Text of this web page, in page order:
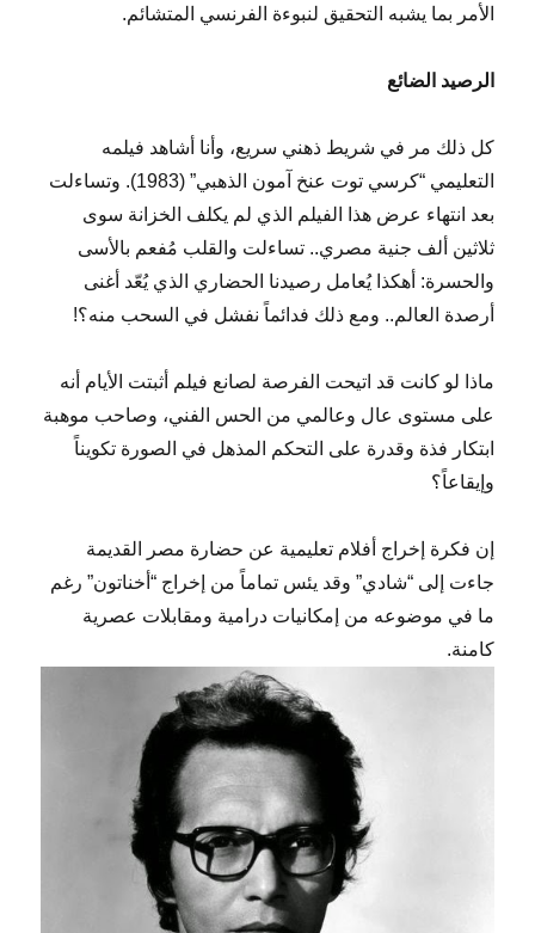
الأمر بما يشبه التحقيق لنبوءة الفرنسي المتشائم.
الرصيد الضائع
كل ذلك مر في شريط ذهني سريع، وأنا أشاهد فيلمه
التعليمي “كرسي توت عنخ آمون الذهبي” (1983). وتساءلت
بعد انتهاء عرض هذا الفيلم الذي لم يكلف الخزانة سوى
ثلاثين ألف جنية مصري.. تساءلت والقلب مُفعم بالأسى
والحسرة: أهكذا يُعامل رصيدنا الحضاري الذي يُعّد أغنى
أرصدة العالم.. ومع ذلك فدائماً نفشل في السحب منه؟!
ماذا لو كانت قد اتيحت الفرصة لصانع فيلم أثبتت الأيام أنه
على مستوى عال وعالمي من الحس الفني، وصاحب موهبة
ابتكار فذة وقدرة على التحكم المذهل في الصورة تكويناً
وإيقاعاً؟
إن فكرة إخراج أفلام تعليمية عن حضارة مصر القديمة
جاءت إلى “شادي” وقد يئس تماماً من إخراج “أخناتون” رغم
ما في موضوعه من إمكانيات درامية ومقابلات عصرية
كامنة.